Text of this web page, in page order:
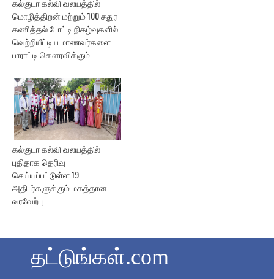
கல்குடா கல்வி வலயத்தில்
மொழித்திறன் மற்றும் 100 சதுர
கணித்தல் போட்டி நிகழ்வுகளில்
வெற்றியீட்டிய மாணவர்களை
பாராட்டி கௌரவிக்கும்
கல்குடா கல்வி வலயத்தில்
புதிதாக தெரிவு
செய்யப்பட்டுள்ள 19
அதிபர்களுக்கும் மகத்தான
வரவேற்பு
தட்டுங்கள்.com